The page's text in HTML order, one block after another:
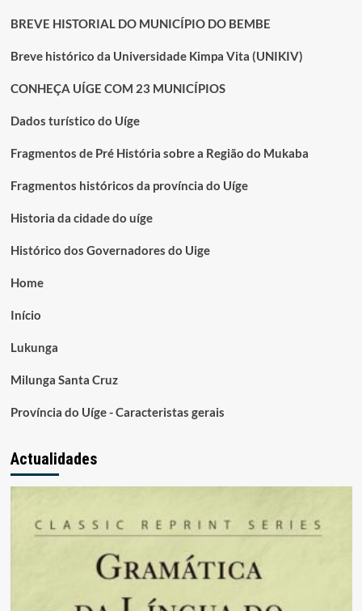
BREVE HISTORIAL DO MUNICÍPIO DO BEMBE
Breve histórico da Universidade Kimpa Vita (UNIKIV)
CONHEÇA UÍGE COM 23 MUNICÍPIOS
Dados turístico do Uíge
Fragmentos de Pré História sobre a Região do Mukaba
Fragmentos históricos da província do Uíge
Historia da cidade do uíge
Histórico dos Governadores do Uige
Home
Início
Lukunga
Milunga Santa Cruz
Província do Uíge - Caracteristas gerais
Actualidades